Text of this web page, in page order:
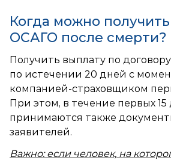
Когда можно
ОСАГО после смерти?
Получить выплату по
по истечении 20 дней с
компанией-страховщиком
При этом, в течение первых 15
принимаются также
заявителей.
Важно: если человек, на